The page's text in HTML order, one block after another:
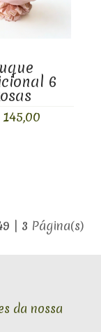
6
| 3 Página(s)
da nossa